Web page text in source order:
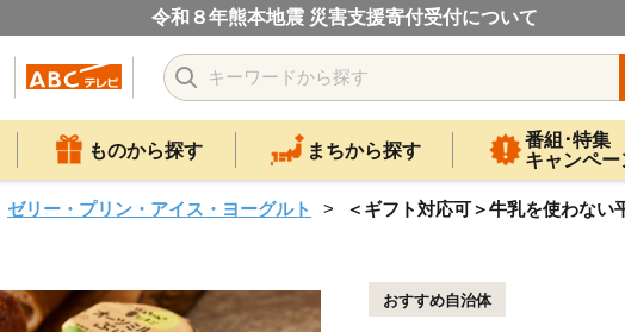
令和８年熊本地震 災害支援寄付受付について
ものから探す まちから探す
番組･特集
キャンペー
ゼリー・プリン・アイス・ヨーグルト ＜ギフト対応可＞牛乳を使わない
おすすめ自治体